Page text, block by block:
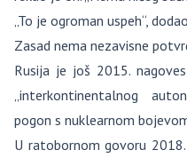
„To je ogroman uspeh“,
Zasad nema nezavisne
Rusija je još 2015.
„interkontinentalnog
pogon s nuklearnom
U ratobornom govoru